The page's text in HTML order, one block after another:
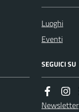
Luoghi
Eventi
SEGUICI SU
Newsletter